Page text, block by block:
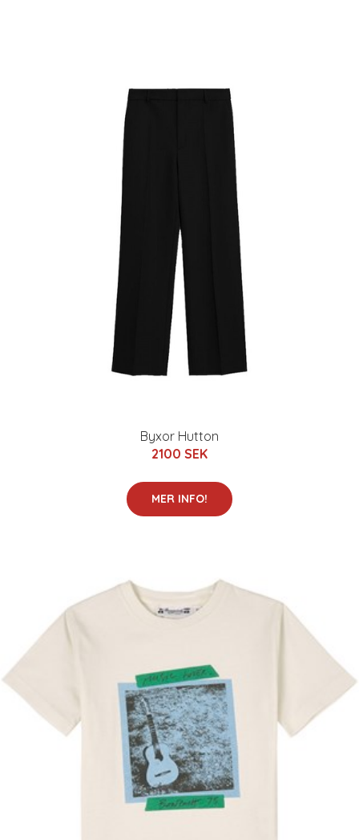
Byxor Hutton
2100 SEK
MER INFO!